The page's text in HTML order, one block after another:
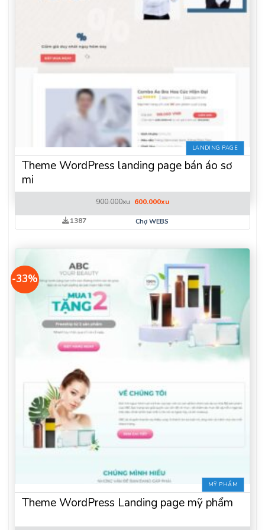
LANDING PAGE
Theme WordPress landing page bán áo sơ
mi
900.000xu Giá
là:
900.000xu.
600.000xuGiá
tại
1387 Chợ WEBS
-33%
MỸ PHẨM
Theme WordPress Landing page mỹ phẩm